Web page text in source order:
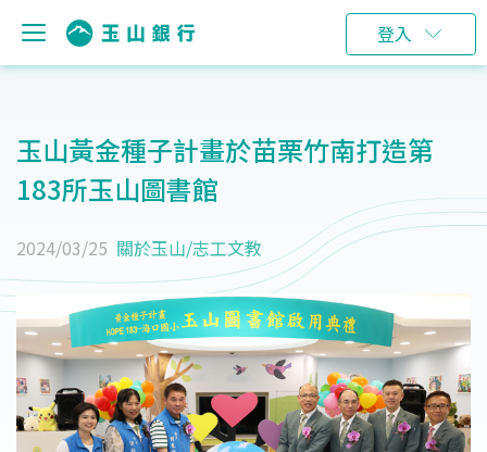
登入
玉山黃金種子計畫於苗栗竹南打造第
183所玉山圖書館
2024/03/25 關於玉山/志工文教